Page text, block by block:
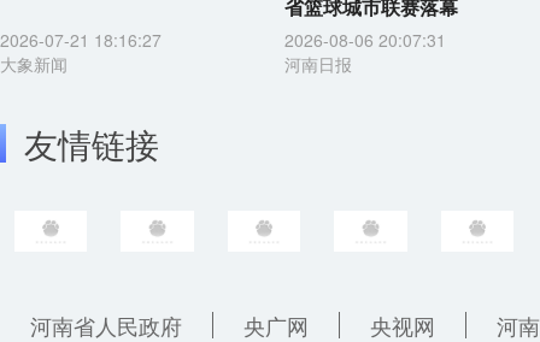
2026-07-21 18:16:27
大象新闻
省篮球城市联赛落幕
2026-08-06 20:07:31
河南日报
友情链接
河南省人民政府 央广网 央视网
河